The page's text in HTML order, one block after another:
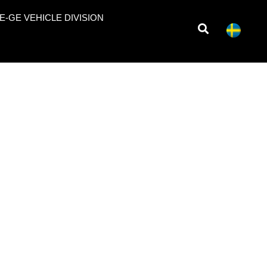
GE VEHICLE DIVISION